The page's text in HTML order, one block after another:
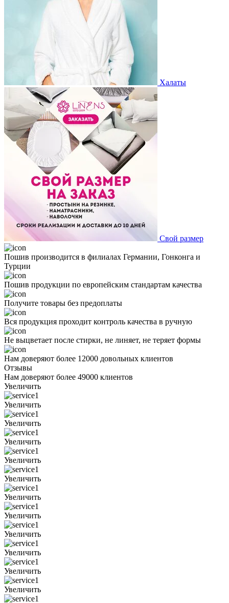
Халаты
Свой размер
Пошив производится в филиалах Германии, Гонконга и
Турции
Пошив продукции по европейским стандартам качества
Получите товары без предоплаты
Вся продукция проходит контроль качества в ручную
Не выцветает после стирки, не линяет, не теряет формы
Нам доверяют более 12000 довольных клиентов
Отзывы
Нам доверяют более 49000 клиентов
Увеличить
Увеличить
Увеличить
Увеличить
Увеличить
Увеличить
Увеличить
Увеличить
Увеличить
Увеличить
Увеличить
Увеличить